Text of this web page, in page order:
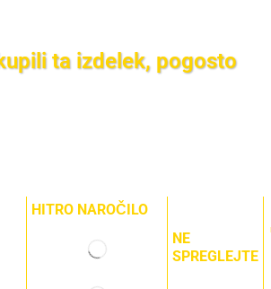
ta izdelek, pogosto
HITRO NAROČILO
NE
SPREGLEJTE